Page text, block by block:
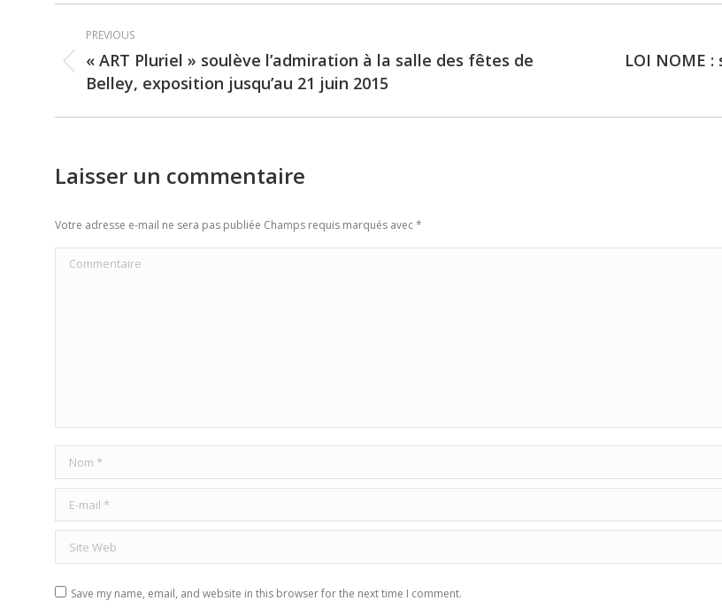
Post
navigation
PREVIOUS
Previous
post:
« ART Pluriel » soulève l’admiration à la salle des fêtes de
Belley, exposition jusqu’au 21 juin 2015
Next
LOI NOME
Laisser un commentaire
Votre adresse e-mail ne sera pas publiée Champs requis marqués avec*
Commentaire
Nom *
E-mail *
Site Web
Save my name, email, and website in this browser for the next time I comment.